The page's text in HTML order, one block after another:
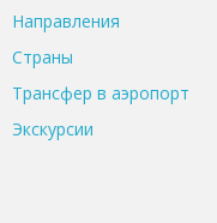
Направления
Страны
Трансфер в аэропорт
Экскурсии